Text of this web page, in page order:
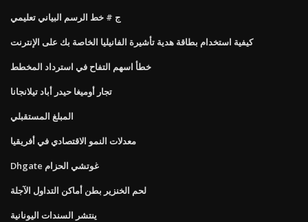
ج # خط الرسم البياني تعليمي
كيفية استخدام بطاقة هدية تأشيرة الفانيليا الخاصة بك على الإنترنت
خطأ اسهم التفاح في استرداد المخطط
تجار أوميغا حيدر أباد تيلانجانا
المبلغ المستقبلي
معدلات النمو الاقتصادي في أفريقيا
Dhgate غوتشي الحزام
لحم الخنزير بطن أماكن التداول الآجلة
ينتشر السندات اليونانية